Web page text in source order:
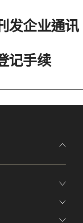
发企业通讯
记手续